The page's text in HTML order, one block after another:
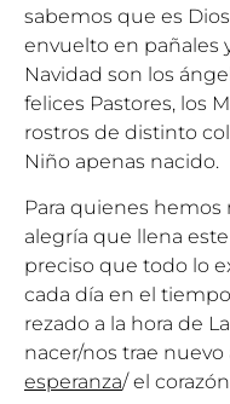
sabemos que es
envuelto en pañales
Navidad son los
felices Pastores, los
rostros de distinto
Niño apenas nacido.
Para quienes hemos
alegría que llena
preciso que todo lo
cada día en el
rezado a la hora de
nacer/nos trae
esperanza/ el